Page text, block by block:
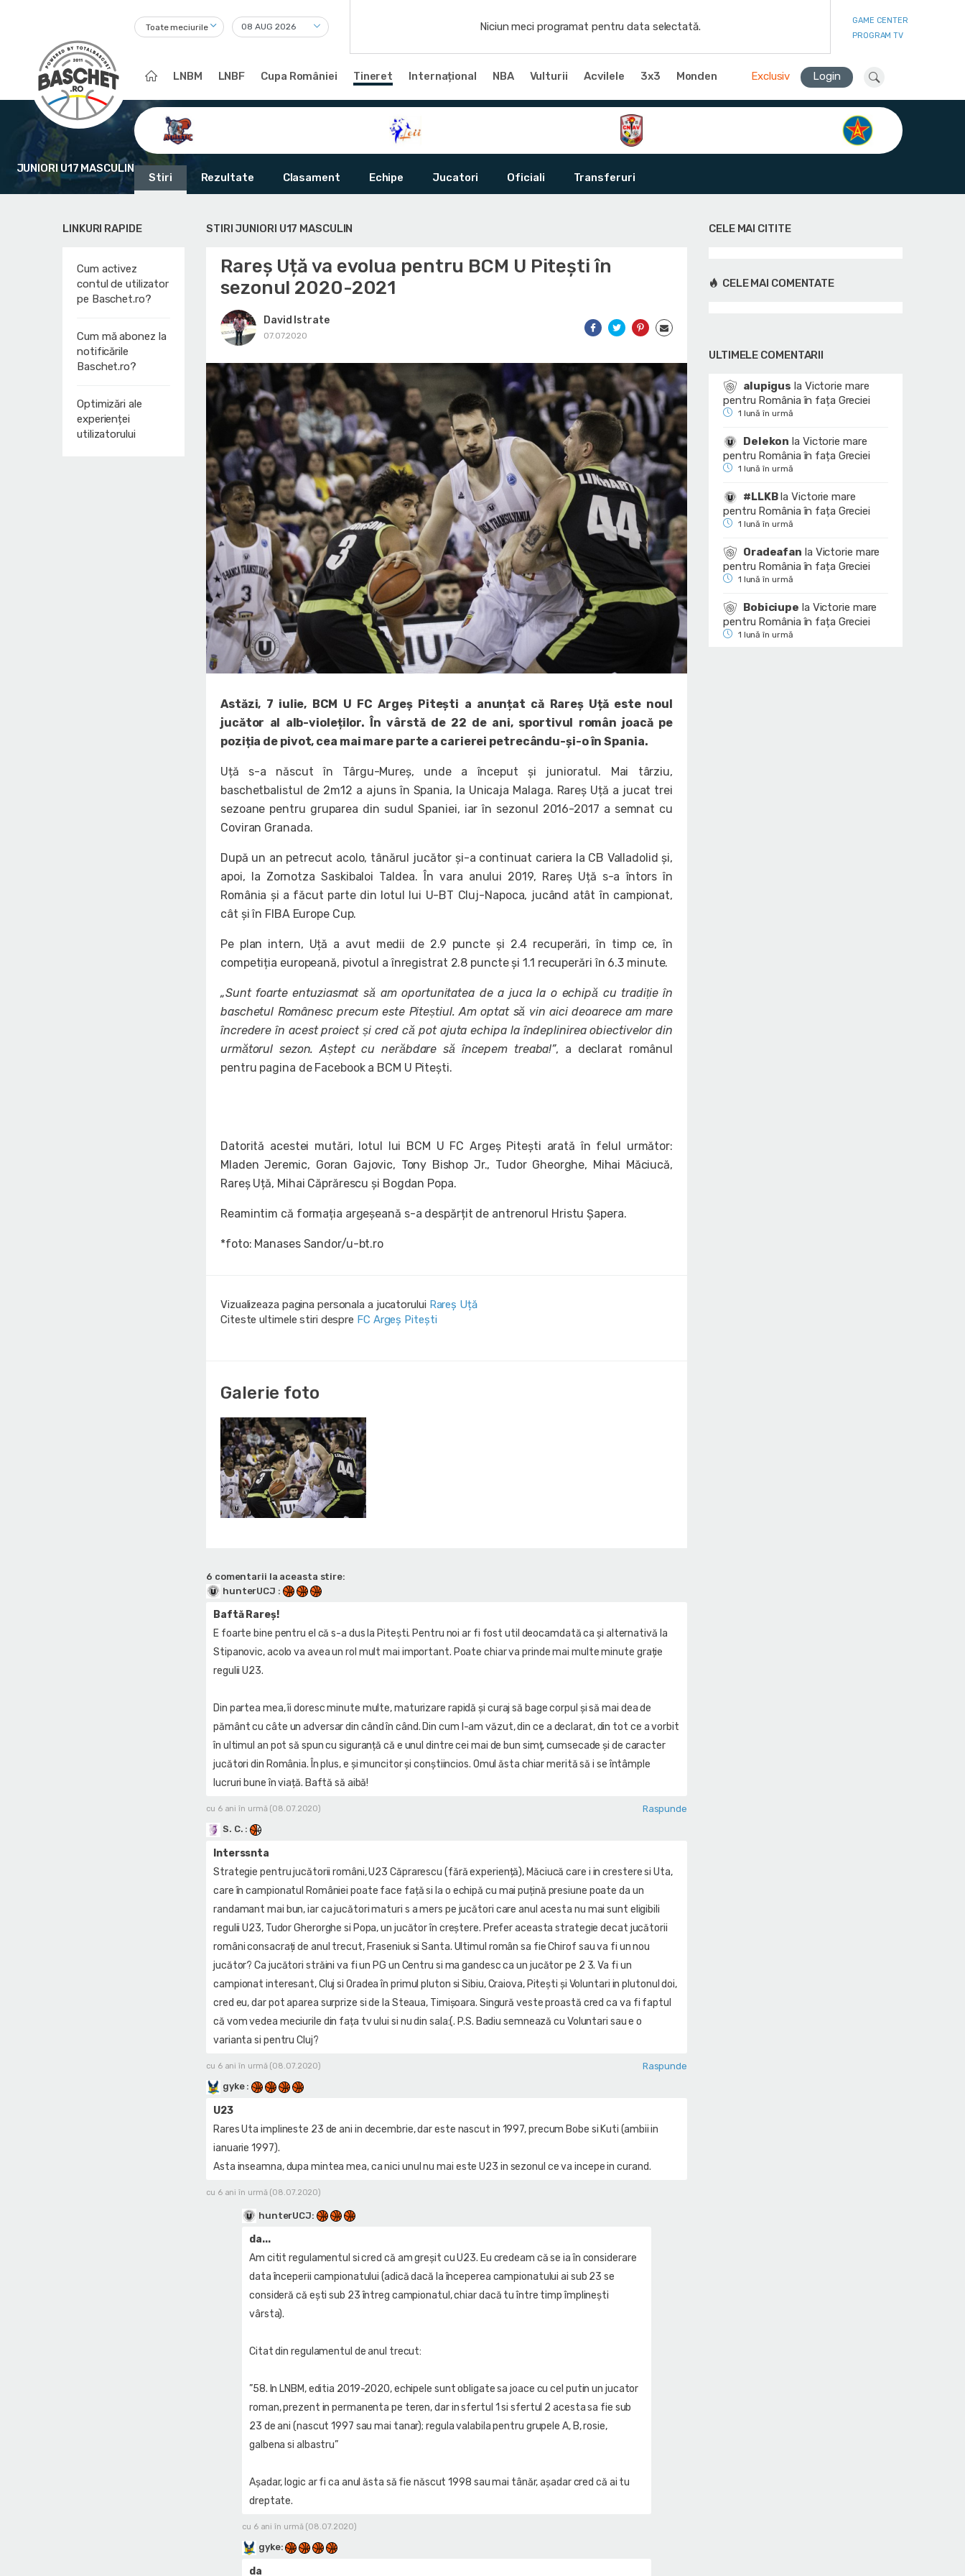
Toate meciurile Niciun meci programat pentru data selectată.
GAME CENTER
PROGRAM TV
LNBM LNBF Cupa României Tineret Internațional NBA Vulturii Acvilele 3x3 Monden Exclusiv Login
JUNIORI U17 MASCULIN
Stiri Rezultate Clasament Echipe Jucatori Oficiali Transferuri
LINKURI RAPIDE
Cum activez
contul de utilizator
pe Baschet.ro?
Cum mă abonez la
notificările
Baschet.ro?
Optimizări ale
experienței
utilizatorului
STIRI JUNIORI U17 MASCULIN
Rareș Uță va evolua pentru BCM U Pitești în
sezonul 2020-2021
David Istrate
07.07.2020
Astăzi, 7 iulie, BCM U FC Argeș Pitești a anunțat că Rareș Uță este noul
jucător al alb-violeților. În vârstă de 22 de ani, sportivul român joacă pe
poziția de pivot, cea mai mare parte a carierei petrecându-și-o în Spania.
Uță s-a născut în Târgu-Mureș, unde a început și junioratul. Mai târziu,
baschetbalistul de 2m12 a ajuns în Spania, la Unicaja Malaga. Rareș Uță a jucat trei
sezoane pentru gruparea din sudul Spaniei, iar în sezonul 2016-2017 a semnat cu
Coviran Granada.
După un an petrecut acolo, tânărul jucător și-a continuat cariera la CB Valladolid și,
apoi, la Zornotza Saskibaloi Taldea. În vara anului 2019, Rareș Uță s-a întors în
România și a făcut parte din lotul lui U-BT Cluj-Napoca, jucând atât în campionat,
cât și în FIBA Europe Cup.
Pe plan intern, Uță a avut medii de 2.9 puncte și 2.4 recuperări, în timp ce, în
competiția europeană, pivotul a înregistrat 2.8 puncte și 1.1 recuperări în 6.3 minute.
„Sunt foarte entuziasmat să am oportunitatea de a juca la o echipă cu tradiție în
baschetul Românesc precum este Piteștiul. Am optat să vin aici deoarece am mare
încredere în acest proiect și cred că pot ajuta echipa la îndeplinirea obiectivelor din
următorul sezon. Aștept cu nerăbdare să începem treaba!”, a declarat românul
pentru pagina de Facebook a BCM U Pitești.
Datorită acestei mutări, lotul lui BCM U FC Argeș Pitești arată în felul următor:
Mladen Jeremic, Goran Gajovic, Tony Bishop Jr., Tudor Gheorghe, Mihai Măciucă,
Rareș Uță, Mihai Căprărescu și Bogdan Popa.
Reamintim că formația argeșeană s-a despărțit de antrenorul Hristu Șapera.
*foto: Manases Sandor/u-bt.ro
Vizualizeaza pagina personala a jucatorului Rareș Uță
Citeste ultimele stiri despre FC Argeș Pitești
Galerie foto
6 comentarii la aceasta stire:
hunterUCJ :
Baftă Rareș!
E foarte bine pentru el că s-a dus la Pitești. Pentru noi ar fi fost util deocamdată ca și alternativă la
Stipanovic, acolo va avea un rol mult mai important. Poate chiar va prinde mai multe minute grație
regulii U23.
Din partea mea, îi doresc minute multe, maturizare rapidă și curaj să bage corpul și să mai dea de
pământ cu câte un adversar din când în când. Din cum l-am văzut, din ce a declarat, din tot ce a vorbit
în ultimul an pot să spun cu siguranță că e unul dintre cei mai de bun simț, cumsecade și de caracter
jucători din România. În plus, e și muncitor și conștiincios. Omul ăsta chiar merită să i se întâmple
lucruri bune în viață. Baftă să aibă!
cu 6 ani în urmă (08.07.2020)
Raspunde
S. C. :
Interssnta
Strategie pentru jucătorii români, U23 Căprarescu (fără experiență), Măciucă care i in crestere si Uta,
care în campionatul României poate face față si la o echipă cu mai puțină presiune poate da un
randamant mai bun, iar ca jucători maturi s a mers pe jucători care anul acesta nu mai sunt eligibili
regulii U23, Tudor Gherorghe si Popa, un jucător în creștere. Prefer aceasta strategie decat jucătorii
români consacrați de anul trecut, Fraseniuk si Santa. Ultimul român sa fie Chirof sau va fi un nou
jucător? Ca jucători străini va fi un PG un Centru si ma gandesc ca un jucător pe 2 3. Va fi un
campionat interesant, Cluj si Oradea în primul pluton si Sibiu, Craiova, Pitești și Voluntari in plutonul doi,
cred eu, dar pot aparea surprize si de la Steaua, Timișoara. Singură veste proastă cred ca va fi faptul
că vom vedea meciurile din fața tv ului si nu din sala:(. P.S. Badiu semnează cu Voluntari sau e o
varianta si pentru Cluj?
cu 6 ani în urmă (08.07.2020)
Raspunde
gyke :
U23
Rares Uta implineste 23 de ani in decembrie, dar este nascut in 1997, precum Bobe si Kuti (ambii in
ianuarie 1997).
Asta inseamna, dupa mintea mea, ca nici unul nu mai este U23 in sezonul ce va incepe in curand.
cu 6 ani în urmă (08.07.2020)
hunterUCJ:
da...
Am citit regulamentul si cred că am greșit cu U23. Eu credeam că se ia în considerare
data începerii campionatului (adică dacă la începerea campionatului ai sub 23 se
consideră că ești sub 23 întreg campionatul, chiar dacă tu între timp împlinești
vârsta).
Citat din regulamentul de anul trecut:
”58. In LNBM, editia 2019-2020, echipele sunt obligate sa joace cu cel putin un jucator
roman, prezent in permanenta pe teren, dar in sfertul 1 si sfertul 2 acesta sa fie sub
23 de ani (nascut 1997 sau mai tanar); regula valabila pentru grupele A, B, rosie,
galbena si albastru”
Așadar, logic ar fi ca anul ăsta să fie născut 1998 sau mai tânăr, așadar cred că ai tu
dreptate.
cu 6 ani în urmă (08.07.2020)
gyke:
da
CELE MAI CITITE
CELE MAI COMENTATE
ULTIMELE COMENTARII
alupigus la Victorie mare
pentru România în fața Greciei
1 lună în urmă
Delekon la Victorie mare
pentru România în fața Greciei
1 lună în urmă
#LLKBlaVictorie mare
pentru România în fața Greciei
1 lună în urmă
Oradeafan la Victorie mare
pentru România în fața Greciei
1 lună în urmă
Bobiciupe la Victorie mare
pentru România în fața Greciei
1 lună în urmă